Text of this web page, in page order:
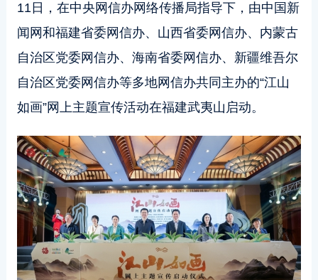
11日，在中央网信办网络传播局指导下，由中国新
闻网和福建省委网信办、山西省委网信办、内蒙古
自治区党委网信办、海南省委网信办、新疆维吾尔
自治区党委网信办等多地网信办共同主办的“江山
如画”网上主题宣传活动在福建武夷山启动。